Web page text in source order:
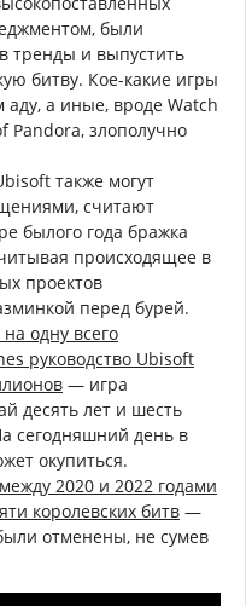
были
тренды и выпустить
битву. Кое-какие игры
аду, а иные, вроде Watch
Pandora, злополучно
также могут
считают
былого года бражка
происходящее в
проектов
перед бурей.
одну всего
руководство Ubisoft
— игра
десять лет и шесть
сегодняшний день в
окупиться.
между 2020 и 2022 годами
королевских битв —
отменены, не сумев